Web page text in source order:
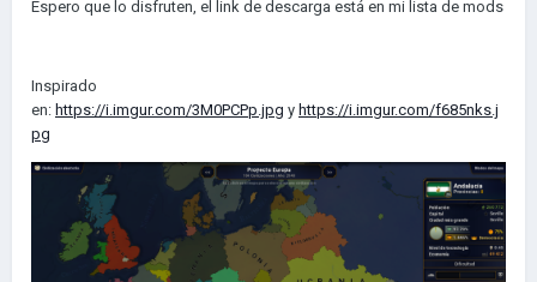
Espero que lo disfruten, el link de descarga está en mi lista de mods
Inspirado
en: https://i.imgur.com/3M0PCPp.jpg y https://i.imgur.com/f685nks.j
pg